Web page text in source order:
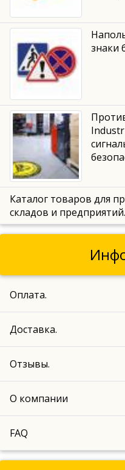
знаки
Каталог товаров для
складов и предприятий.
Оплата.
Доставка.
Отзывы.
О компании
FAQ